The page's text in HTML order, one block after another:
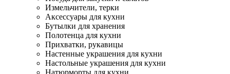
Измельчители, терки
Аксессуары для кухни
Бутылки для хранения
Полотенца для кухни
Прихватки, рукавицы
Настенные украшения для кухни
Настольные украшения для кухни
Натюрморты для кухни